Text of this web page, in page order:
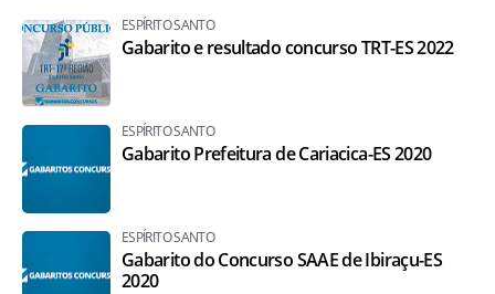
ESPÍRITO SANTO
Gabarito e resultado concurso TRT-ES 2022
ESPÍRITO SANTO
Gabarito Prefeitura de Cariacica-ES 2020
ESPÍRITO SANTO
Gabarito do Concurso SAAE de Ibiraçu-ES
2020